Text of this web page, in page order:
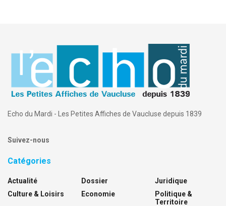
Echo du Mardi - Les Petites Affiches de Vaucluse depuis 1839
Suivez-nous
Catégories
Actualité
Culture & Loisirs
Dossier
Economie
Juridique
Politique &
Territoire